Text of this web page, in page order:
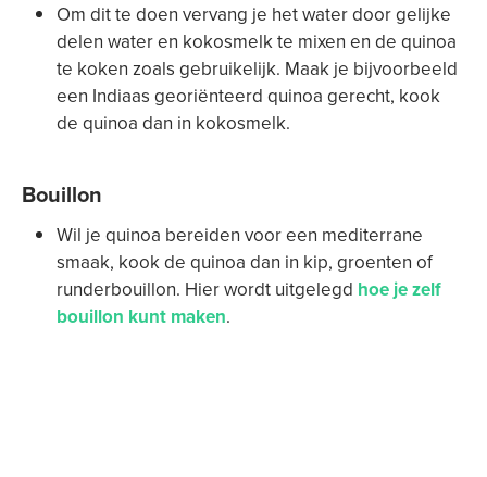
Om dit te doen vervang je het water door gelijke
delen water en kokosmelk te mixen en de quinoa
te koken zoals gebruikelijk. Maak je bijvoorbeeld
een Indiaas georiënteerd quinoa gerecht, kook
de quinoa dan in kokosmelk.
Bouillon
Wil je quinoa bereiden voor een mediterrane
smaak, kook de quinoa dan in kip, groenten of
runderbouillon. Hier wordt uitgelegd hoe je zelf
bouillon kunt maken.